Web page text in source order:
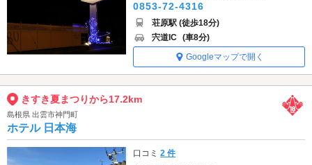
0853-72-4316
荘原駅 (徒歩18分)
宍道IC (車8分)
Googleマップで開く
きすき夏まつりから17.2km
島根県 出雲市神門町
ホテル 日本海
口コミ2 件